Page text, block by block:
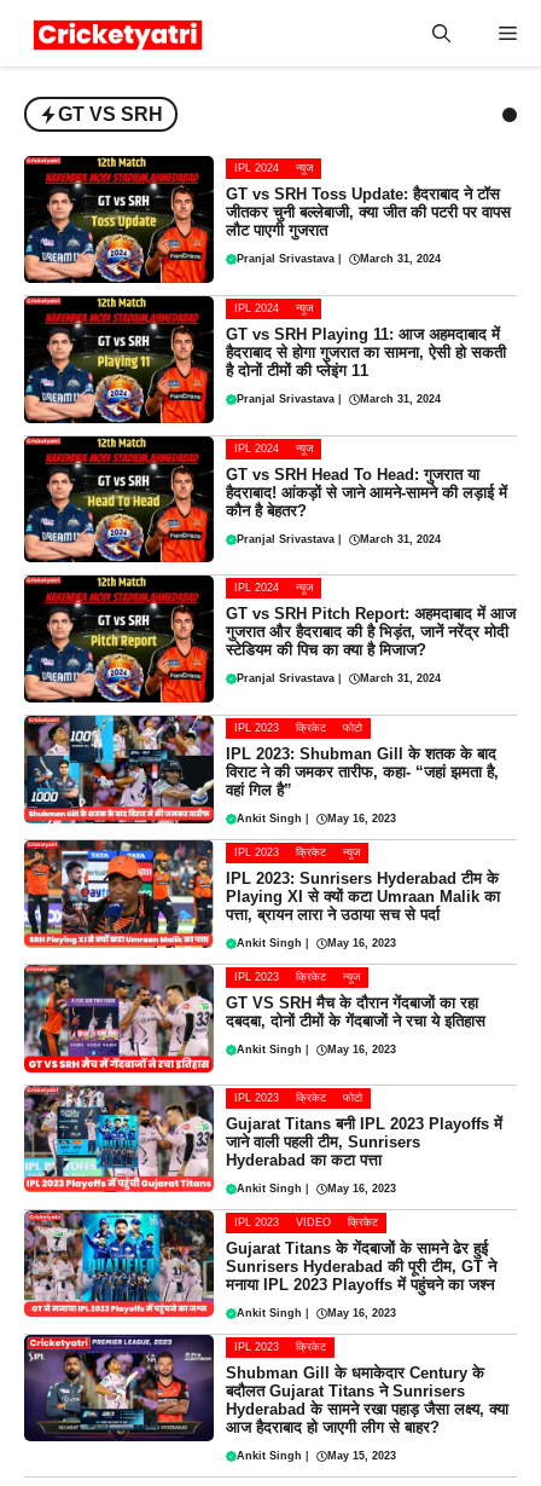
GT VS SRH
IPL 2024 न्यूज
GT vs SRH Toss Update: हैदराबाद ने टॉस
जीतकर चुनी बल्लेबाजी, क्या जीत की पटरी पर वापस
लौट पाएगी गुजरात
Pranjal Srivastava March 31, 2024
IPL 2024 न्यूज
GT vs SRH Playing 11: आज अहमदाबाद में
हैदराबाद से होगा गुजरात का सामना, ऐसी हो सकती
है दोनों टीमों की प्लेइंग 11
Pranjal Srivastava March 31, 2024
IPL 2024 न्यूज
GT vs SRH Head To Head: गुजरात या
हैदराबाद! आंकड़ों से जाने आमने-सामने की लड़ाई में
कौन है बेहतर?
Pranjal Srivastava March 31, 2024
IPL 2024 न्यूज
GT vs SRH Pitch Report: अहमदाबाद में आज
गुजरात और हैदराबाद की है भिड़ंत, जानें नरेंद्र मोदी
स्टेडियम की पिच का क्या है मिजाज?
Pranjal Srivastava March 31, 2024
IPL 2023 क्रिकेट फोटो
IPL 2023: Shubman Gill के शतक के बाद
विराट ने की जमकर तारीफ, कहा- “जहां झमता है,
वहां गिल है”
Ankit Singh May 16, 2023
IPL 2023 क्रिकेट न्यूज
IPL 2023: Sunrisers Hyderabad टीम के
Playing XI से क्यों कटा Umraan Malik का
पत्ता, ब्रायन लारा ने उठाया सच से पर्दा
Ankit Singh May 16, 2023
IPL 2023 क्रिकेट न्यूज
GT VS SRH मैच के दौरान गेंदबाजों का रहा
दबदबा, दोनों टीमों के गेंदबाजों ने रचा ये इतिहास
Ankit Singh May 16, 2023
IPL 2023 क्रिकेट फोटो
Gujarat Titans बनी IPL 2023 Playoffs में
जाने वाली पहली टीम, Sunrisers
Hyderabad का कटा पत्ता
Ankit Singh May 16, 2023
IPL 2023 VIDEO क्रिकेट
Gujarat Titans के गेंदबाजों के सामने ढेर हुई
Sunrisers Hyderabad की पूरी टीम, GT ने
मनाया IPL 2023 Playoffs में पहुंचने का जश्न
Ankit Singh May 16, 2023
IPL 2023 क्रिकेट
Shubman Gill के धमाकेदार Century के
बदौलत Gujarat Titans ने Sunrisers
Hyderabad के सामने रखा पहाड़ जैसा लक्ष्य, क्या
आज हैदराबाद हो जाएगी लीग से बाहर?
Ankit Singh May 15, 2023